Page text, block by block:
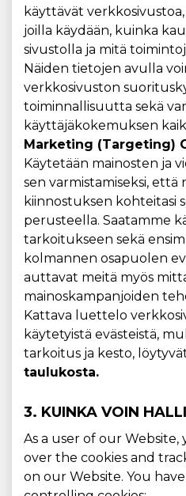
käyttävät
joilla käydään, kuinka
sivustolla ja mitä
Näiden tietojen avulla
verkkosivuston
toiminnallisuutta sekä
käyttäjäkokemuksen
Marketing (Targeting)
Käytetään mainosten ja
sen varmistamiseksi, että
kiinnostuksen kohteitasi
perusteella. Saatamme
tarkoitukseen sekä
kolmannen osapuolen
auttavat meitä myös
mainoskampanjoiden
Kattava luettelo
käytetyistä evästeistä,
tarkoitus ja kesto,
taulukosta.
3. KUINKA VOIN
As a user of our
over the cookies and
on our Website. You